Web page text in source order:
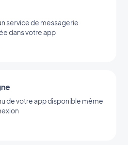
service de messagerie
dans votre app
de votre app disponible même